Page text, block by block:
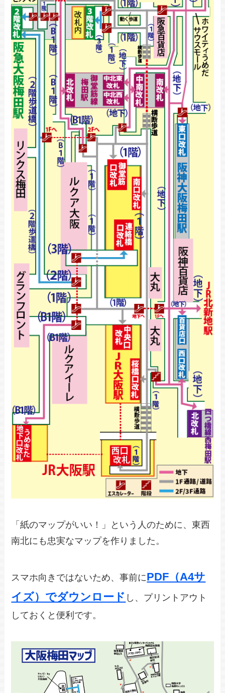
「紙のマップがいい！」という人のために、東西
南北にも忠実なマップを作りました。
スマホ向きではないため、事前にPDF（A4サ
イズ）でダウンロード し、プリントアウト
しておくと便利です。